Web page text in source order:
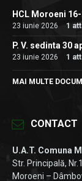
HCL Moroeni
23 iunie 2026 1
P. V. sedinta 30
23 iunie 2026 1
MAI MULTE
CONTACT
U.A.T. Comuna
Str. Principală,
Moroeni –